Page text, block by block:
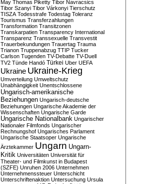
May Thomas Piketty Tibor Navracsics
Tibor Szanyi Tibor Várkonyi Tierschutz
TISZA Todesstrafe Todestag Toleranz
Tourismus Transferzahlungen
Transformation Transitzonen
Transkarpatien Transparency International
Transparenz Transsexuelle Transvestit
Trauerbekundungen Trauertag Trauma
Trianon Truppenabzug TTIP Tucker
Carlson Tugenden TV-Debatte TV-Duell
TV2 Tünde Handó Türkei Uber UEFA
Ukraine Ukraine-Krieg
Umverteilung Umweltschutz
Unabhängigkeit Unentschlossene
Ungarisch-amerikanische
Beziehungen Ungarisch-deutsche
Beziehungen Ungarische Akademie der
Wissenschaften Ungarische Garde
Ungarische Nationalbank Ungarischer
Nationaler Filmfonds Ungarischer
Rechnungshof Ungarisches Parlament
Ungarische Staatsoper Ungarische
Ärztekammer Ungarn Ungarn-
Kritik Universitäten Universität für
Theater- und Filmkunst in Budapest
(SZFE) Unruhen 2006 Unternehmen
Unternehmenssteuer Unterschicht
Unterschriftenaktion Untersuchung Ursula